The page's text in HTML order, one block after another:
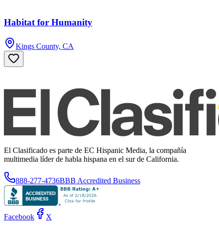
Habitat for Humanity
Kings County, CA
El Clasificado es parte de EC Hispanic Media, la compañía
multimedia líder de habla hispana en el sur de California.
888-277-4736BBB Accredited Business
Facebook X